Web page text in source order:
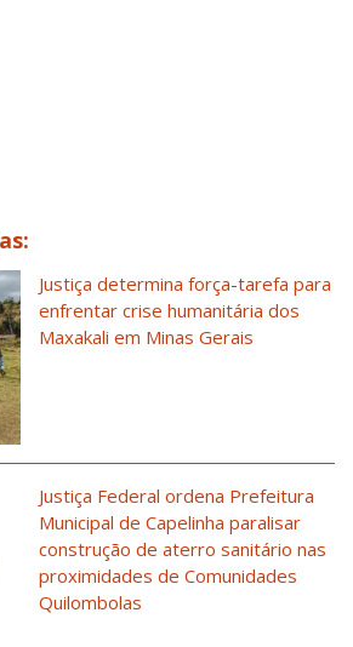
Justiça determina força-tarefa para
enfrentar crise humanitária dos
Maxakali em Minas Gerais
Justiça Federal ordena Prefeitura
Municipal de Capelinha paralisar
construção de aterro sanitário nas
proximidades de Comunidades
Quilombolas